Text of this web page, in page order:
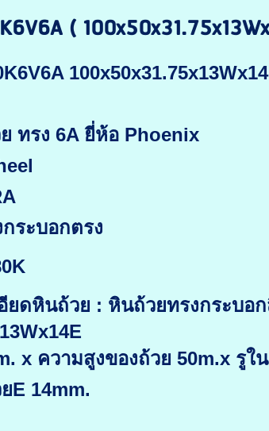
(
ทรง 6A ยี่ห้อ Phoenix
ระบอกตรง
ยดหินถ้วย : หินถ้วยทรงกระบอ
x ความสูงของถ้วย 50m.x รูใ
E 14mm.